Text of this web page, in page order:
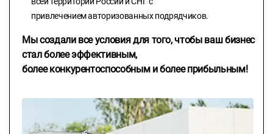
привлечением авторизованных подрядчиков.
Мы создали все условия для того, чтобы ваш бизнес
стал более эффективным,
более конкурентоспособным и более прибыльным!